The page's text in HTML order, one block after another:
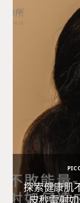
探索健康肌
皮秒雷射